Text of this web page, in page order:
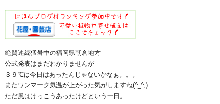
絶賛連続猛暑中の福岡県朝倉地方
公式発表はまだわかりませんが
３９℃は今日はあったんじゃないかなぁ。。。
またワンマーク気温が上がった気がしますね(^_^;)
ただ風はけっこうあったけどという一日。